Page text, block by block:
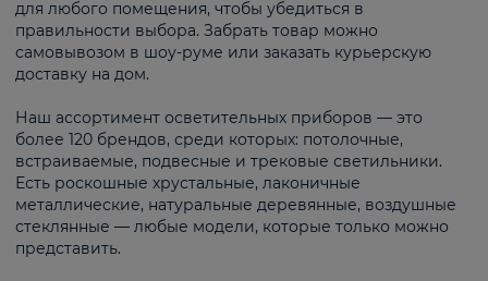
для любого помещения, чтобы убедиться в
правильности выбора. Забрать товар можно
самовывозом в шоу-руме или заказать курьерскую
доставку на дом.
Наш ассортимент осветительных приборов — это
более 120 брендов, среди которых: потолочные,
встраиваемые, подвесные и трековые светильники.
Есть роскошные хрустальные, лаконичные
металлические, натуральные деревянные, воздушные
стеклянные — любые модели, которые только можно
представить.